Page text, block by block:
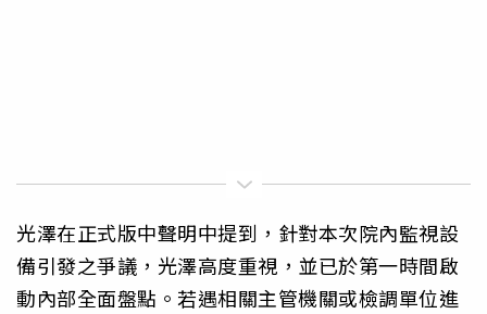
光澤在正式版中聲明中提到，針對本次院內監視設
備引發之爭議，光澤高度重視，並已於第一時間啟
動內部全面盤點。若遇相關主管機關或檢調單位進